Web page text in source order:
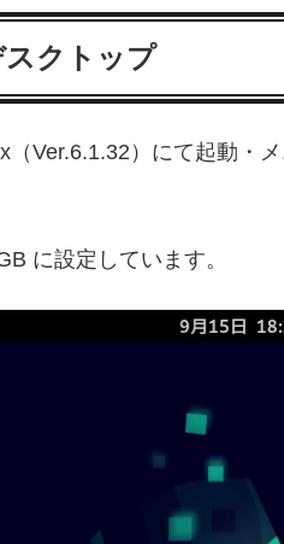
クトップ
（Ver.6.1.32）にて起動・
に設定しています。